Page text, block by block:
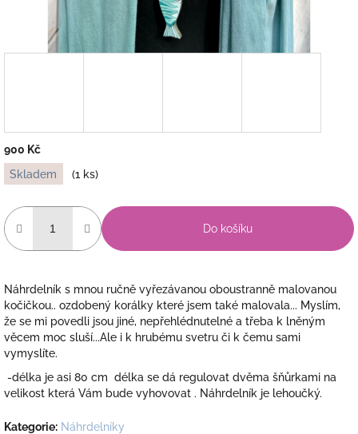
900 Kč
Měrná
cena:
Skladem (1 ks)
Do košíku
Náhrdelník s mnou ručně vyřezávanou oboustranně malovanou
kočičkou.. ozdobený korálky které jsem také malovala... Myslím,
že se mi povedli jsou jiné, nepřehlédnutelné a třeba k lněným
věcem moc sluší...Ale i k hrubému svetru či k čemu sami
vymyslíte.
-délka je asi 80 cm délka se dá regulovat dvěma šňůrkami na
velikost která Vám bude vyhovovat . Náhrdelník je lehoučký.
Kategorie: Náhrdelníky